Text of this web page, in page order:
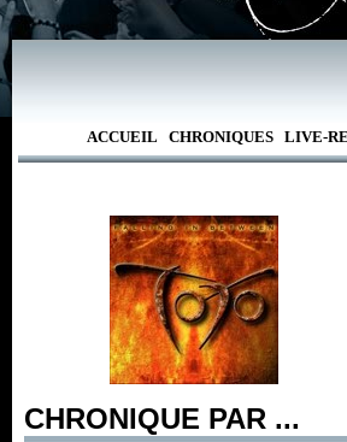
ACCUEIL CHRONIQUES LIVE-
CHRONIQUE PAR ...